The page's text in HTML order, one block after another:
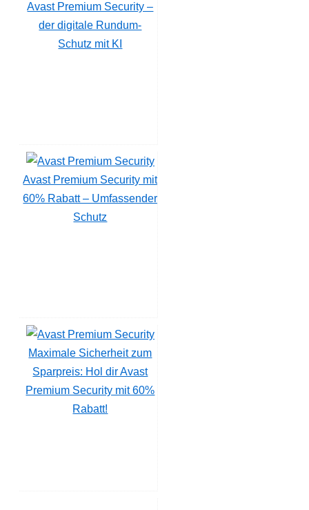
Avast Premium Security –
der digitale Rundum-
Schutz mit KI
Avast Premium Security mit
60% Rabatt – Umfassender
Schutz
Maximale Sicherheit zum
Sparpreis: Hol dir Avast
Premium Security mit 60%
Rabatt!